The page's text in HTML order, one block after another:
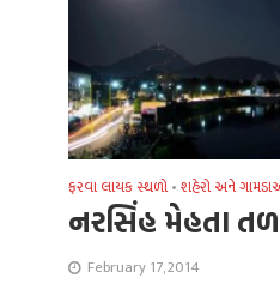
ફરવા લાયક સ્થળો •શહેરો અને
નરસિંહ મેહતા
February 17, 2014